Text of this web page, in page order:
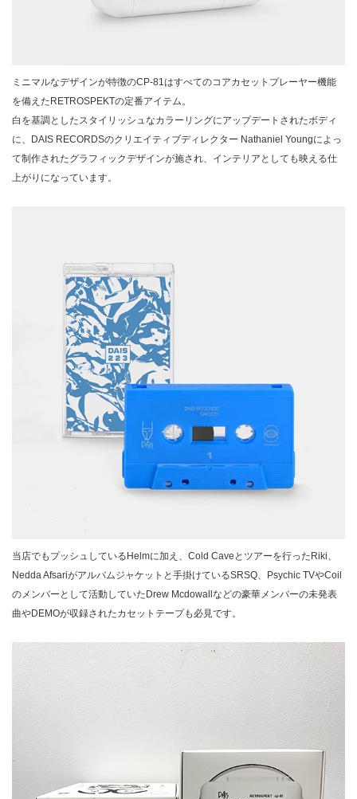
ミニマルなデザインが特徴のCP-81はすべてのコアカセットプレーヤー機能
を備えたRETROSPEKTの定番アイテム。
白を基調としたスタイリッシュなカラーリングにアップデートされたボディ
に、DAIS RECORDSのクリエイティブディレクター Nathaniel Youngによっ
て制作されたグラフィックデザインが施され、インテリアとしても映える仕
上がりになっています。
当店でもプッシュしているHelmに加え、Cold Caveとツアーを行ったRiki、
Nedda Afsariがアルバムジャケットと手掛けているSRSQ、Psychic TVやCoil
のメンバーとして活動していたDrew Mcdowallなどの豪華メンバーの未発表
曲やDEMOが収録されたカセットテープも必見です。